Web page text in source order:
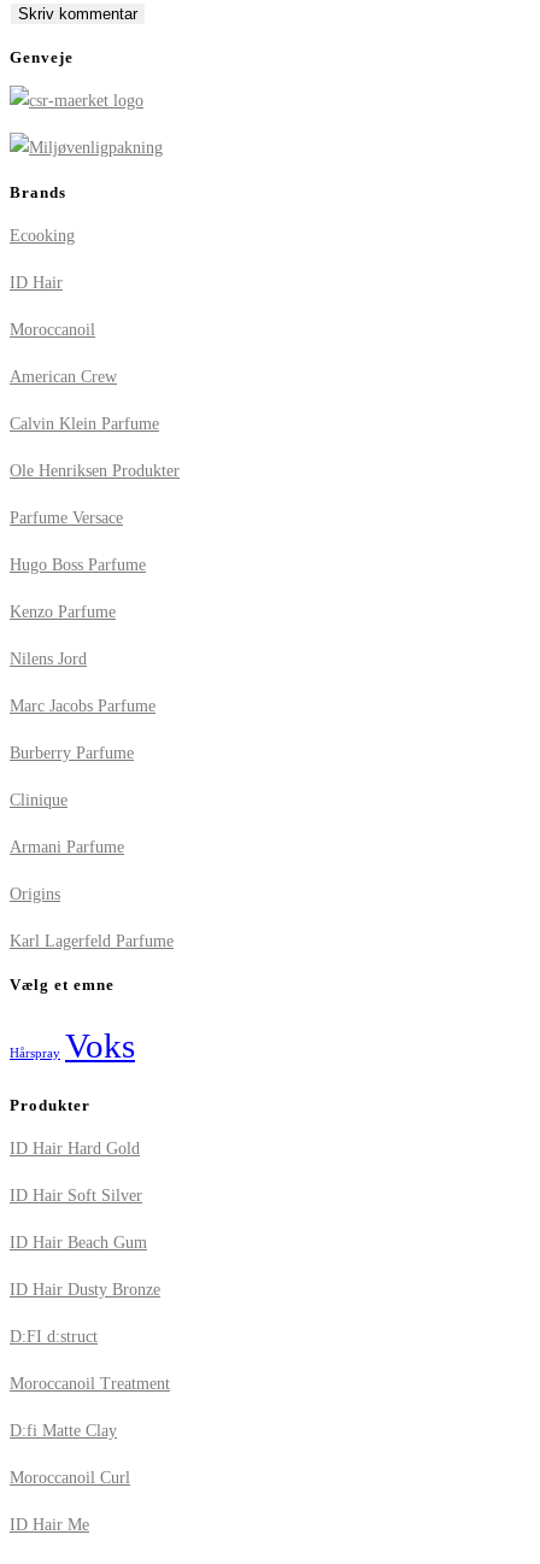
comment
comment
(optional)
Genveje
Brands
Ecooking
ID Hair
Moroccanoil
American Crew
Calvin Klein Parfume
Ole Henriksen Produkter
Parfume Versace
Hugo Boss Parfume
Kenzo Parfume
Nilens Jord
Marc Jacobs Parfume
Burberry Parfume
Clinique
Armani Parfume
Origins
Karl Lagerfeld Parfume
Vælg et emne
Hårspray Voks
Produkter
ID Hair Hard Gold
ID Hair Soft Silver
ID Hair Beach Gum
ID Hair Dusty Bronze
D:FI d:struct
Moroccanoil Treatment
D:fi Matte Clay
Moroccanoil Curl
ID Hair Me